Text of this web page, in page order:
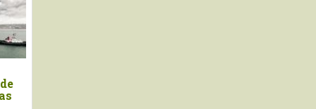
amazónica, el
que demuestra que el
en pie también